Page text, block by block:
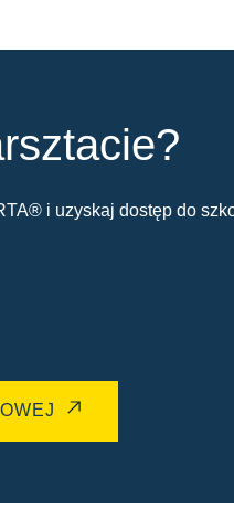
i uzyskaj dostęp do